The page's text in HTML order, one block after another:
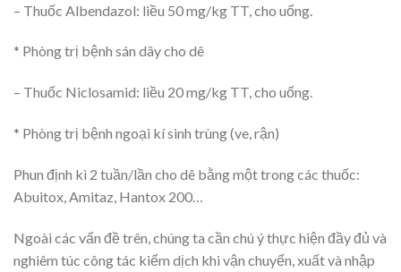
– Thuốc Albendazol: liều 50 mg/kg TT, cho uống.
* Phòng trị bệnh sán dây cho dê
– Thuốc Niclosamid: liều 20 mg/kg TT, cho uống.
* Phòng trị bệnh ngoại kí sinh trùng (ve, rận)
Phun định kì 2 tuần/lần cho dê bằng một trong các thuốc:
Abuitox, Amitaz, Hantox 200…
Ngoài các vấn đề trên, chúng ta cần chú ý thực hiện đầy đủ và
nghiêm túc công tác kiểm dịch khi vận chuyển, xuất và nhập